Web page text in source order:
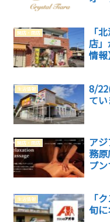
開店・閉店
「
店
情報
生活情報
8/
て
開店・閉店
ア
務
プ
生活情報
「
旬に